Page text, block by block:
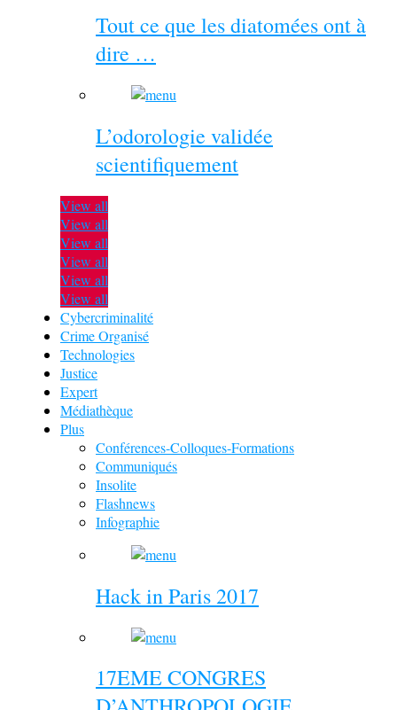
Tout ce que les diatomées ont à
dire …
L’odorologie validée
scientifiquement
View all
View all
View all
View all
View all
View all
Cybercriminalité
Crime Organisé
Technologies
Justice
Expert
Médiathèque
Plus
Conférences-Colloques-Formations
Communiqués
Insolite
Flashnews
Infographie
Hack in Paris 2017
17EME CONGRES